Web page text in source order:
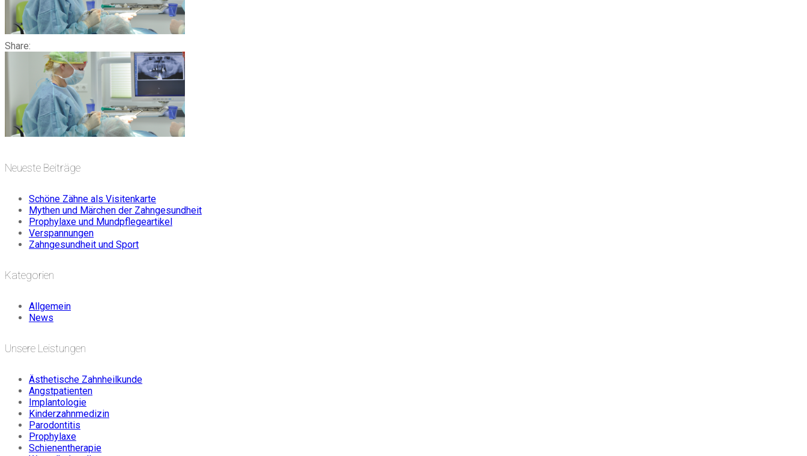
Share:
Neueste Beiträge
Schöne Zähne als Visitenkarte
Mythen und Märchen der Zahngesundheit
Prophylaxe und Mundpflegeartikel
Verspannungen
Zahngesundheit und Sport
Kategorien
Allgemein
News
Unsere Leistungen
Ästhetische Zahnheilkunde
Angstpatienten
Implantologie
Kinderzahnmedizin
Parodontitis
Prophylaxe
Schienentherapie